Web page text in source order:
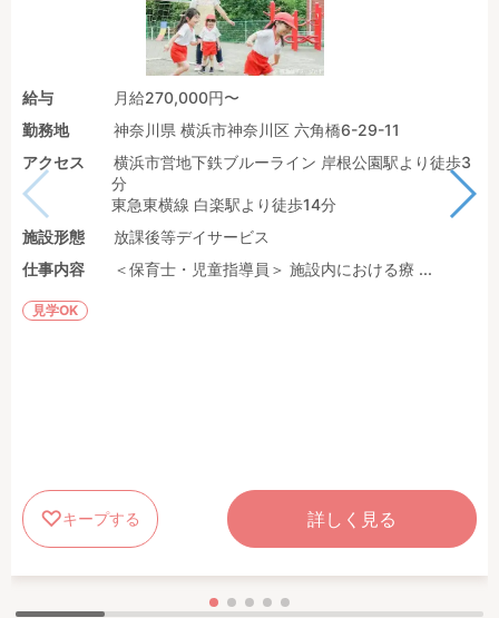
給与
月給270,000円〜
勤務地
神奈川県 横浜市神奈川区 六角橋6-29-11
アクセス
横浜市営地下鉄ブルーライン 岸根公園駅より徒歩3
分
東急東横線 白楽駅より徒歩14分
施設形態
放課後等デイサービス
仕事内容
＜保育士・児童指導員＞ 施設内における療 ...
見学OK
キープする 詳しく見る